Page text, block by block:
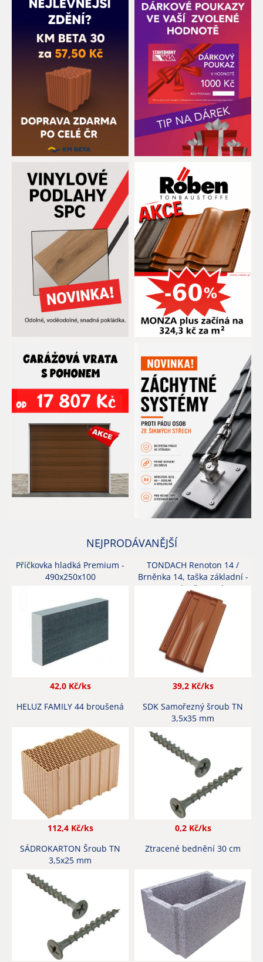
NEJPRODÁVANĚJŠÍ
Příčkovka hladká Premium -
490x250x100
42,0 Kč/ks
TONDACH Renoton 14 /
Brněnka 14, taška základní -
engoba červená
39,2 Kč/ks
HELUZ FAMILY 44 broušená
112,4 Kč/ks
SDK Samořezný šroub TN
3,5x35 mm
0,2 Kč/ks
SÁDROKARTON Šroub TN
3,5x25 mm
Ztracené bednění 30 cm